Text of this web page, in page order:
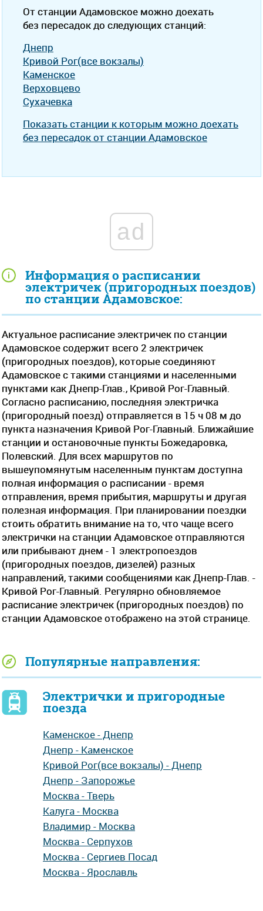
Информация о расписании
электричек (пригородных поездов)
по станции Адамовское:
Актуальное расписание электричек по станции
Адамовское содержит всего 2 электричек
(пригородных поездов), которые соединяют
Адамовское с такими станциями и населенными
пунктами как Днепр-Глав., Кривой Рог-Главный.
Согласно расписанию, последняя электричка
(пригородный поезд) отправляется в 15 ч 08 м до
пункта назначения Кривой Рог-Главный. Ближайшие
станции и остановочные пункты Божедаровка,
Полевский. Для всех маршрутов по
вышеупомянутым населенным пунктам доступна
полная информация о расписании - время
отправления, время прибытия, маршруты и другая
полезная информация. При планировании поездки
стоить обратить внимание на то, что чаще всего
электрички на станции Адамовское отправляются
или прибывают днем - 1 электропоездов
(пригородных поездов, дизелей) разных
направлений, такими сообщениями как Днепр-Глав. -
Кривой Рог-Главный. Регулярно обновляемое
расписание электричек (пригородных поездов) по
станции Адамовское отображено на этой странице.
Популярные направления:
Электрички и пригородные
поезда
Каменское - Днепр
Днепр - Каменское
Кривой Рог(все вокзалы) - Днепр
Днепр - Запорожье
Москва - Тверь
Калуга - Москва
Владимир - Москва
Москва - Серпухов
Москва - Сергиев Посад
Москва - Ярославль
От станции Адамовское можно доехать
без пересадок до следующих станций:
Днепр
Кривой Рог(все вокзалы)
Каменское
Верховцево
Сухачевка
Показать станции к которым можно доехать
без пересадок от станции Адамовское
ad